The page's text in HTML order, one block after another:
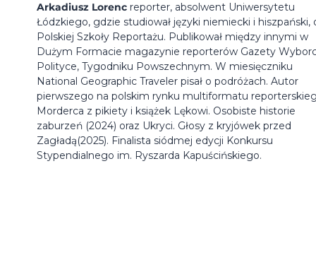
Arkadiusz Lorenc reporter, absolwent Uniwersytetu
Łódzkiego, gdzie studiował języki niemiecki i hiszpański,
Polskiej Szkoły Reportażu. Publikował między innymi w
Dużym Formacie magazynie reporterów Gazety
Polityce, Tygodniku Powszechnym. W miesięczniku
National Geographic Traveler pisał o podróżach. Autor
pierwszego na polskim rynku multiformatu
Morderca z pikiety i książek Lękowi. Osobiste historie
zaburzeń (2024) oraz Ukryci. Głosy z kryjówek przed
Zagładą(2025). Finalista siódmej edycji Konkursu
Stypendialnego im. Ryszarda Kapuścińskiego.